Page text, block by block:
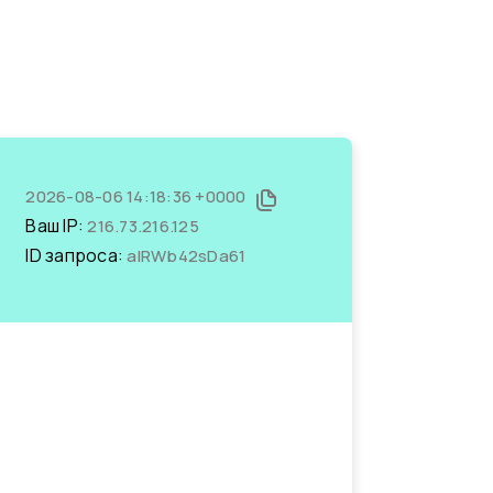
2026-08-06 14:18:36 +0000
Ваш IP:216.73.216.125
ID запроса:aIRWb42sDa61